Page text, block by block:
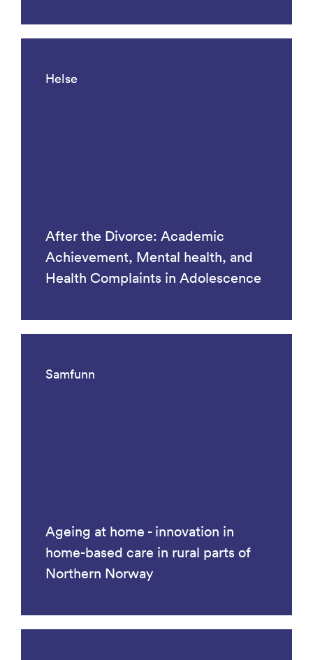
Helse
After the Divorce: Academic
Achievement, Mental health, and
Health Complaints in Adolescence
Samfunn
Ageing at home - innovation in
home-based care in rural parts of
Northern Norway